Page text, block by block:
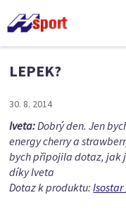
LEPEK?
30. 8. 2014
Iveta:Dobrý den. Jen
energy cherry a
bych připojila dotaz, jak
díky Iveta
Dotaz k produktu:Isostar